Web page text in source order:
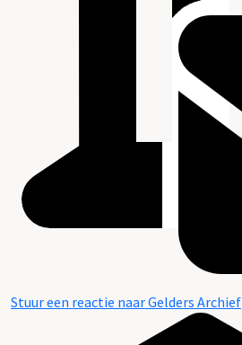
Stuur een reactie naar Gelders Archief